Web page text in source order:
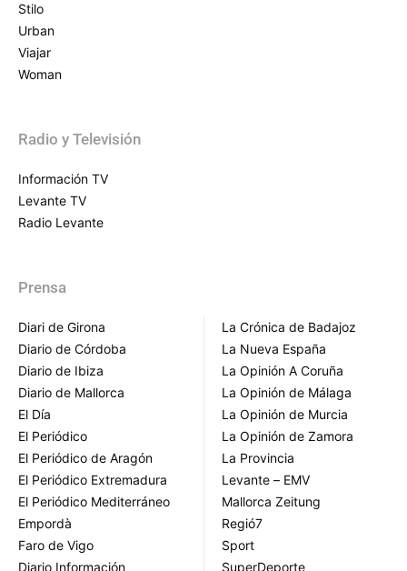
Stilo
Urban
Viajar
Woman
Radio y Televisión
Información TV
Levante TV
Radio Levante
Prensa
Diari de Girona
Diario de Córdoba
Diario de Ibiza
Diario de Mallorca
El Día
El Periódico
El Periódico de Aragón
El Periódico Extremadura
El Periódico Mediterráneo
Empordà
Faro de Vigo
Diario Información
La Crónica de Badajoz
La Nueva España
La Opinión A Coruña
La Opinión de Málaga
La Opinión de Murcia
La Opinión de Zamora
La Provincia
Levante – EMV
Mallorca Zeitung
Regió7
Sport
SuperDeporte